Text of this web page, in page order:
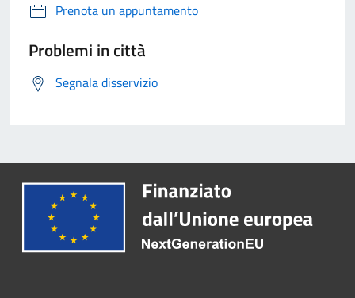
Prenota un appuntamento
Problemi in città
Segnala disservizio